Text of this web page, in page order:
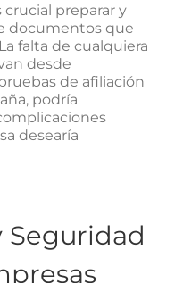
preparar y
documentos que
falta de cualquiera
desde
de afiliación
podría
desearía
Seguridad